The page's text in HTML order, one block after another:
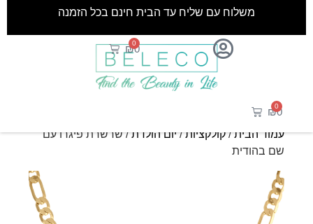
₪0
0
משלוח עם שליח עד הבית חינם בכל הזמנה
₪0
0
עמוד הבית/קולקציות/יום הולדת/ שרשרת פיגרו עם
שם בהודית